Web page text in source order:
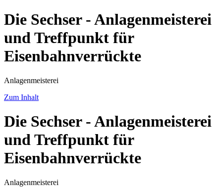
Die Sechser - Anlagenmeisterei
und Treffpunkt für
Eisenbahnverrückte
Anlagenmeisterei
Zum Inhalt
Die Sechser - Anlagenmeisterei
und Treffpunkt für
Eisenbahnverrückte
Anlagenmeisterei